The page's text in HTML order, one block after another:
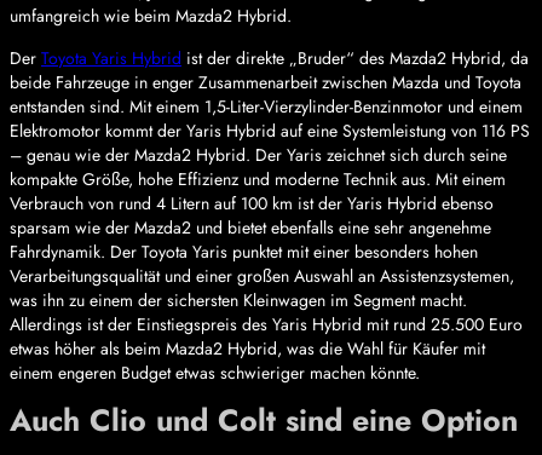
umfangreich wie beim Mazda2 Hybrid.
Der Toyota Yaris Hybrid ist der direkte „Bruder“ des Mazda2 Hybrid, da
beide Fahrzeuge in enger Zusammenarbeit zwischen Mazda und Toyota
entstanden sind. Mit einem 1,5-Liter-Vierzylinder-Benzinmotor und einem
Elektromotor kommt der Yaris Hybrid auf eine Systemleistung von 116 PS
– genau wie der Mazda2 Hybrid. Der Yaris zeichnet sich durch seine
kompakte Größe, hohe Effizienz und moderne Technik aus. Mit einem
Verbrauch von rund 4 Litern auf 100 km ist der Yaris Hybrid ebenso
sparsam wie der Mazda2 und bietet ebenfalls eine sehr angenehme
Fahrdynamik. Der Toyota Yaris punktet mit einer besonders hohen
Verarbeitungsqualität und einer großen Auswahl an Assistenzsystemen,
was ihn zu einem der sichersten Kleinwagen im Segment macht.
Allerdings ist der Einstiegspreis des Yaris Hybrid mit rund 25.500 Euro
etwas höher als beim Mazda2 Hybrid, was die Wahl für Käufer mit
einem engeren Budget etwas schwieriger machen könnte.
Auch Clio und Colt sind eine Option